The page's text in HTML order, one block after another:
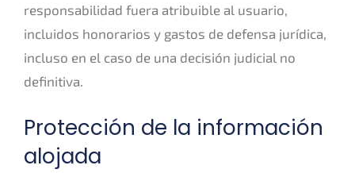
responsabilidad fuera atribuible al usuario,
incluidos honorarios y gastos de defensa jurídica,
incluso en el caso de una decisión judicial no
definitiva.
Protección de la información
alojada